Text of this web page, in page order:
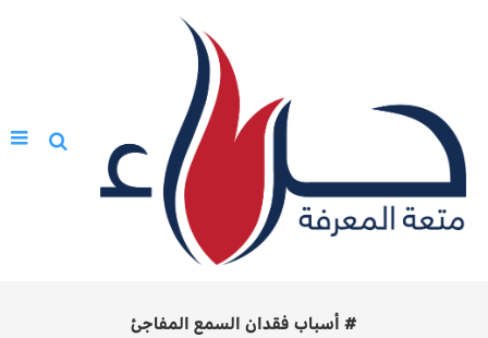
# أسباب فقدان السمع المفاجئ